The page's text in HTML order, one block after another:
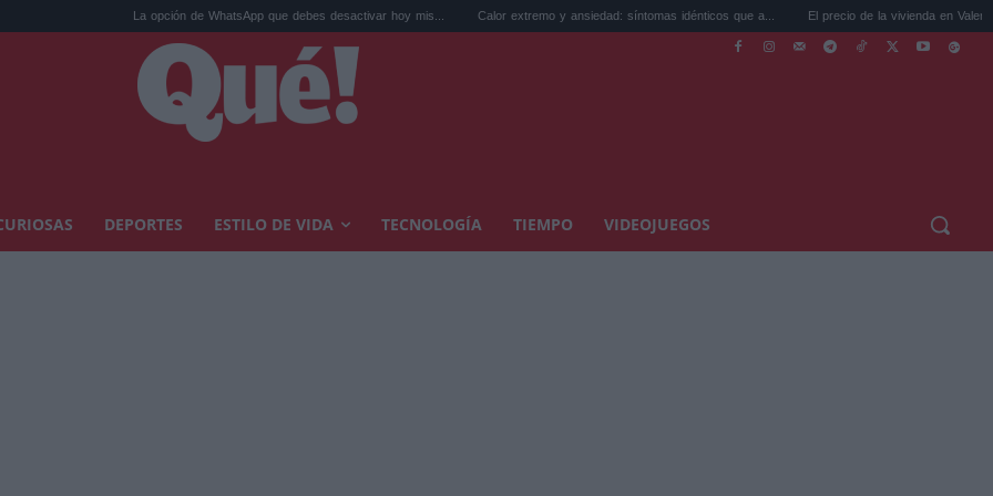
La opción de WhatsApp que debes desactivar hoy mis... Calor extremo y ansiedad: síntomas idénticos que a... El precio de la vivienda en Valencia sube a 3.485
DEPORTES ESTILO DE VIDA TECNOLOGÍA TIEMPO VIDEOJUEGOS